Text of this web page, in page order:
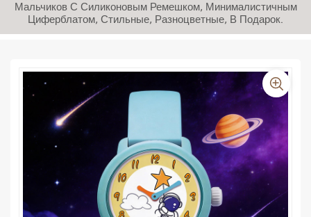
Мальчиков С Силиконовым Ремешком, Минималистичным
Циферблатом, Стильные, Разноцветные, В Подарок.